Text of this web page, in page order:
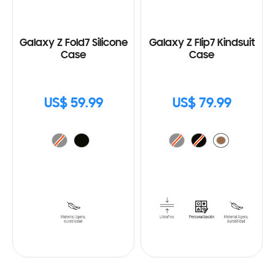
Galaxy Z Fold7 Silicone
Case
US$ 59.99
Galaxy Z Flip7 Kindsuit
Case
US$ 79.99